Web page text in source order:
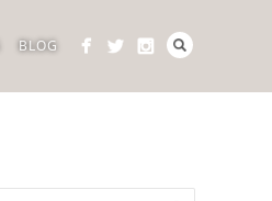
BLOG